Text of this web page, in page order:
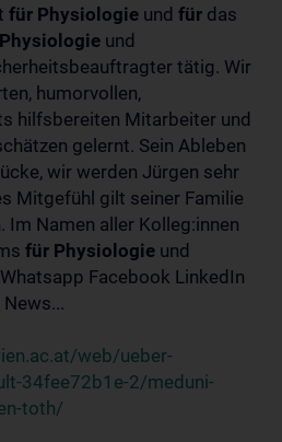
für Physiologie und für das
Physiologie und
tätig. Wir
humorvollen,
hilfsbereiten Mitarbeiter und
gelernt. Sein Ableben
wir werden Jürgen sehr
Mitgefühl gilt seiner Familie
Im Namen aller Kolleg:innen
für Physiologie und
Facebook LinkedIn
web/ueber-
34fee72b1e-2/meduni-
toth/